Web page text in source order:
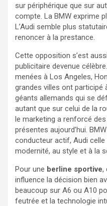
sur périphérique que sur
compte. La BMW exprime
L’Audi semble plus
renoncer à la prestance.
Cette opposition s’est
publicitaire devenue
menées à Los Angeles,
grandes villes ont participé
géants allemands qui se
autant que sur celui de la
le marketing a renforcé
présentes aujourd’hui.
conducteur actif, Audi celle
modernité, au style et à la
Pour une berline sportive,
influence la décision bien
beaucoup sur A6 ou A10
feutrée et la technologie